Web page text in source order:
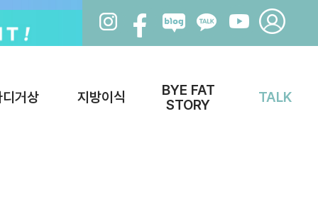
거상 지방이식
BYE FAT
STORY
TALK